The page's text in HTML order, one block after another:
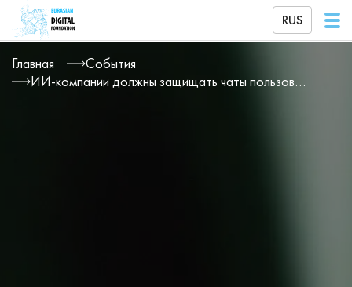
RUS
Главная
События
ИИ-компании должны защищать чаты пользователей от массовой слежки